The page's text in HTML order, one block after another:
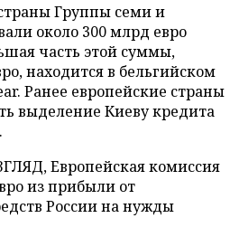
Группы семи и
около 300 млрд евро
часть этой суммы,
находится в бельгийском
Ранее европейские страны
выделение Киеву кредита
Европейская комиссия
из прибыли от
России на нужды